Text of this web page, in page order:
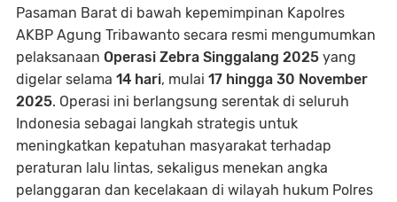
Pasaman Barat di bawah kepemimpinan Kapolres
AKBP Agung Tribawanto secara resmi mengumumkan
pelaksanaan Operasi Zebra Singgalang 2025 yang
digelar selama 14 hari, mulai 17 hingga 30 November
2025. Operasi ini berlangsung serentak di seluruh
Indonesia sebagai langkah strategis untuk
meningkatkan kepatuhan masyarakat terhadap
peraturan lalu lintas, sekaligus menekan angka
pelanggaran dan kecelakaan di wilayah hukum Polres